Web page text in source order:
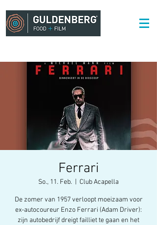
Ferrari
So., 11. Feb. Club Acapella
De zomer van 1957 verloopt moeizaam voor
ex-autocoureur Enzo Ferrari (Adam Driver):
zijn autobedrijf dreigt failliet te gaan en het